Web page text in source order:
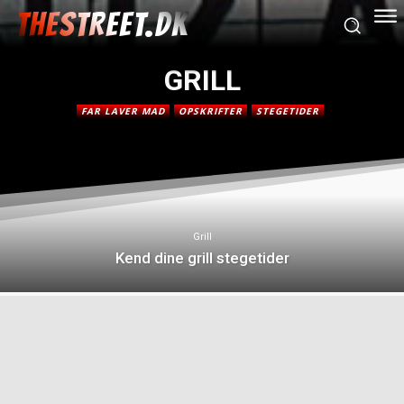
THESTREET.DK
GRILL
FAR LAVER MAD OPSKRIFTER STEGETIDER
Grill
Kend dine grill stegetider